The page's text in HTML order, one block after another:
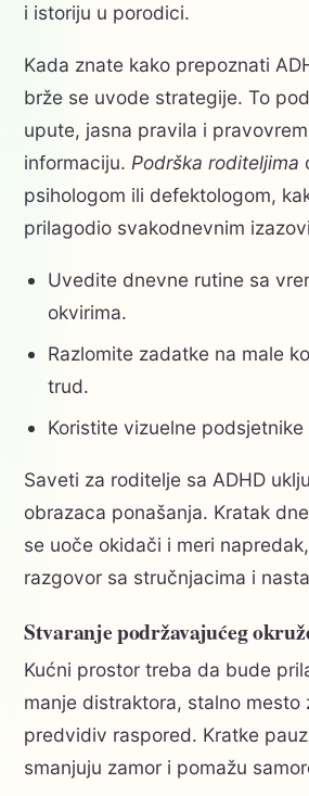
i istoriju u porodici.
Kada znate kako prepoznati
brže se uvode strategije. To
upute, jasna pravila i
informaciju. Podrška roditeljima
psihologom ili defektologom,
prilagodio svakodnevnim
Uvedite dnevne rutine sa
okvirima.
Razlomite zadatke na male
trud.
Koristite vizuelne podsjetnike
Saveti za roditelje sa ADHD
obrazaca ponašanja. Kratak
se uoče okidači i meri
razgovor sa stručnjacima i
Stvaranje podržavajućeg
Kućni prostor treba da bude
manje distraktora, stalno mesto
predvidiv raspored. Kratke
smanjuju zamor i pomažu